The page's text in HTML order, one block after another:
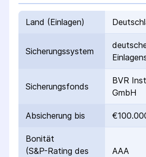
Land (Einlagen)
Sicherungs­system
Sicherungs­fonds
BVR
GmbH
Absicherung bis
Bonität
(S&P-Rating des
AAA